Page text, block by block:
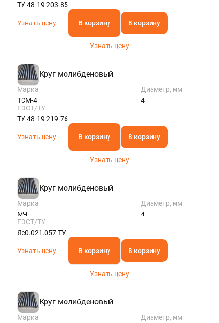
ТУ 48-19-203-85
Узнать цену В корзину В корзину
Узнать цену
Круг молибденовый
Марка
ТСМ-4
Диаметр, мм
4
ГОСТ/ТУ
ТУ 48-19-219-76
Узнать цену В корзину В корзину
Узнать цену
Круг молибденовый
Марка
МЧ
Диаметр, мм
4
ГОСТ/ТУ
Яе0.021.057 ТУ
Узнать цену В корзину В корзину
Узнать цену
Круг молибденовый
Марка
Диаметр, мм